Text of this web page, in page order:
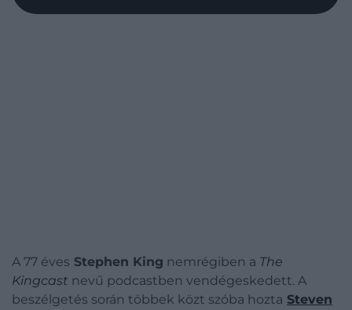
A 77 éves Stephen King nemrégiben a The
Kingcast nevű podcastben vendégeskedett. A
beszélgetés során többek közt szóba hozta Steven